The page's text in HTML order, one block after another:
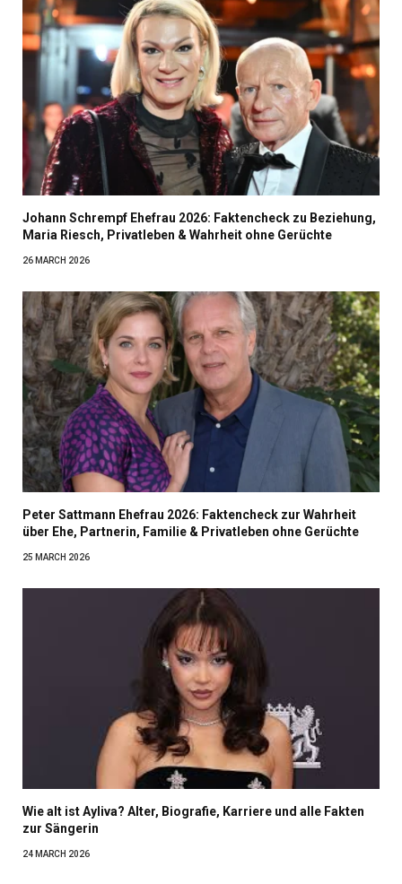
Johann Schrempf Ehefrau 2026: Faktencheck zu Beziehung,
Maria Riesch, Privatleben & Wahrheit ohne Gerüchte
26 MARCH 2026
Peter Sattmann Ehefrau 2026: Faktencheck zur Wahrheit
über Ehe, Partnerin, Familie & Privatleben ohne Gerüchte
25 MARCH 2026
Wie alt ist Ayliva? Alter, Biografie, Karriere und alle Fakten
zur Sängerin
24 MARCH 2026